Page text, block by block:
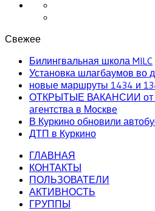
Свежее
Билингвальная школа MILC
Установка шлагбаумов во
новые маршруты 1434 и
ОТКРЫТЫЕ ВАКАНСИИ от
агентства в Москве
В Куркино обновили
ДТП в Куркино
ГЛАВНАЯ
КОНТАКТЫ
ПОЛЬЗОВАТЕЛИ
АКТИВНОСТЬ
ГРУППЫ